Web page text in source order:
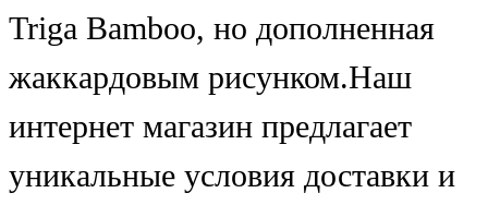
Triga Bamboo, но дополненная
жаккардовым рисунком.Наш
интернет магазин предлагает
уникальные условия доставки и